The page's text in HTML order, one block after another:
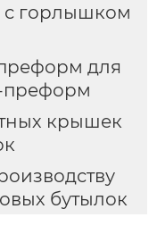
с горлышком
для
преформ
крышек
бутылок